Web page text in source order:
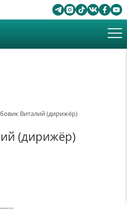
Виталий (дирижёр)
(дирижёр)